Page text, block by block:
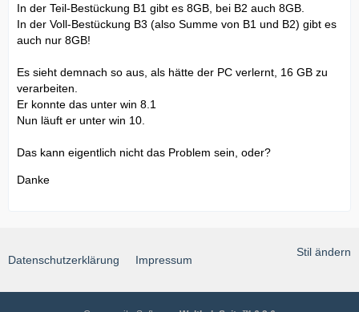
In der Teil-Bestückung B1 gibt es 8GB, bei B2 auch 8GB.
In der Voll-Bestückung B3 (also Summe von B1 und B2) gibt es
auch nur 8GB!
Es sieht demnach so aus, als hätte der PC verlernt, 16 GB zu
verarbeiten.
Er konnte das unter win 8.1
Nun läuft er unter win 10.
Das kann eigentlich nicht das Problem sein, oder?
Danke
Stil ändern
Datenschutzerklärung Impressum